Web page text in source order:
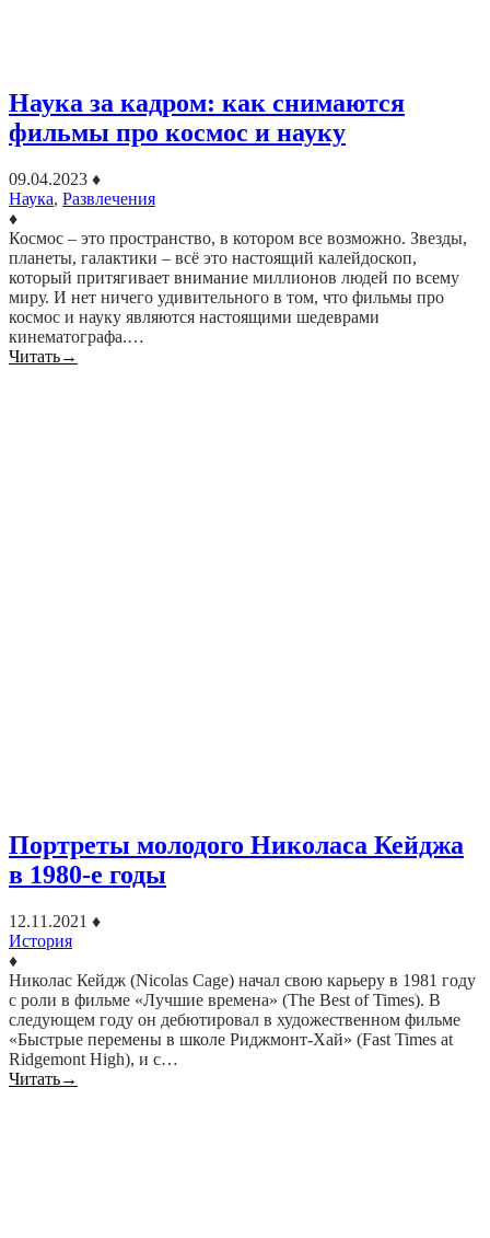
Наука за кадром: как снимаются
фильмы про космос и науку
09.04.2023 ♦
Наука, Развлечения
♦
Космос – это пространство, в котором все возможно. Звезды,
планеты, галактики – всё это настоящий калейдоскоп,
который притягивает внимание миллионов людей по всему
миру. И нет ничего удивительного в том, что фильмы про
космос и науку являются настоящими шедеврами
кинематографа.…
Читать→
Портреты молодого Николаса Кейджа
в 1980-е годы
12.11.2021 ♦
История
♦
Николас Кейдж (Nicolas Cage) начал свою карьеру в 1981 году
с роли в фильме «Лучшие времена» (The Best of Times). В
следующем году он дебютировал в художественном фильме
«Быстрые перемены в школе Риджмонт-Хай» (Fast Times at
Ridgemont High), и с…
Читать→